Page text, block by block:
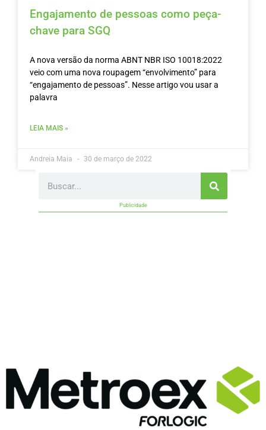
Engajamento de pessoas como peça-
chave para SGQ
A nova versão da norma ABNT NBR ISO 10018:2022
veio com uma nova roupagem “envolvimento” para
“engajamento de pessoas”. Nesse artigo vou usar a
palavra
LEIA MAIS »
Andreia Maia 30 de março de 2022
Search
Publicidade